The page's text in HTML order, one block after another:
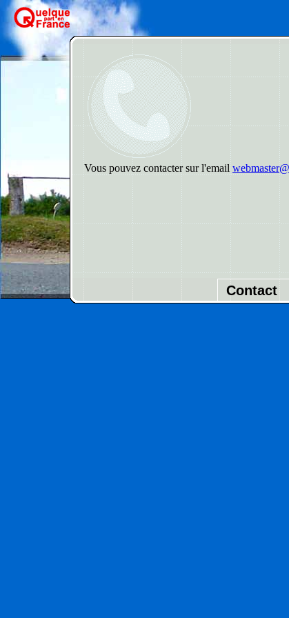
Vous pouvez contacter sur l'email
Contact